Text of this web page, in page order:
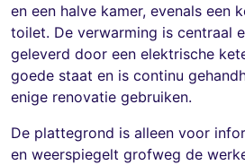
en een halve kamer, evenals een
toilet. De verwarming is centraal
geleverd door een elektrische
goede staat en is continu
enige renovatie gebruiken.
De plattegrond is alleen voor
en weerspiegelt grofweg de